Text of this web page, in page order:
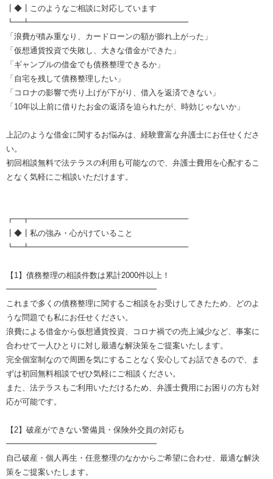
┃◆┃このようなご相談に対応しています
┗━┻━━━━━━━━━━━━━━━━━━━━
「浪費が積み重なり、カードローンの額が膨れ上がった」
「仮想通貨投資で失敗し、大きな借金ができた」
「ギャンブルの借金でも債務整理できるか」
「自宅を残して債務整理したい」
「コロナの影響で売り上げが下がり、借入を返済できない」
「10年以上前に借りたお金の返済を迫られたが、時効じゃないか」
上記のような借金に関するお悩みは、経験豊富な弁護士にお任せくださ
い。
初回相談無料で法テラスの利用も可能なので、弁護士費用を心配するこ
となく気軽にご相談いただけます。
┏━┳━━━━━━━━━━━━━━━━━━━━
┃◆┃私の強み・心がけていること
┗━┻━━━━━━━━━━━━━━━━━━━━
【1】債務整理の相談件数は累計2000件以上！
━━━━━━━━━━━━━━━━━━━
これまで多くの債務整理に関するご相談をお受けしてきたため、どのよ
うな問題でも私にお任せください。
浪費による借金から仮想通貨投資、コロナ禍での売上減少など、事案に
合わせて一人ひとりに対し最適な解決策をご提案いたします。
完全個室制なので周囲を気にすることなく安心してお話できるので、ま
ずは初回無料相談でぜひ気軽にご相談ください。
また、法テラスもご利用いただけるため、弁護士費用にお困りの方も対
応が可能です。
【2】破産ができない警備員・保険外交員の対応も
━━━━━━━━━━━━━━━━━━━
自己破産・個人再生・任意整理のなかからご希望に合わせ、最適な解決
策をご提案いたします。